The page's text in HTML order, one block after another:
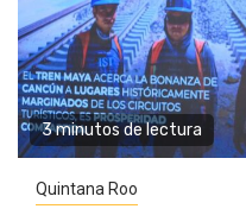
3 minutos de lectura
Quintana Roo